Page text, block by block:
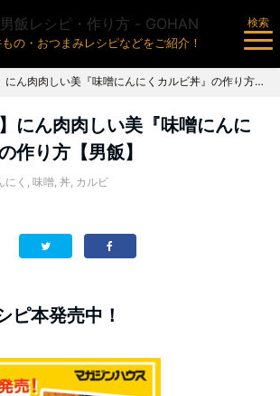
の・おつまみレシピなどをご紹介！
検索
【簡単レシピ】にん肉肉しい美『味噌にんにくカルビ丼』の作り方【男飯】
にん肉肉しい美『味噌にんに
作り方【男飯】
にく , 味噌, 丼, カルビ
ピ本発売中！